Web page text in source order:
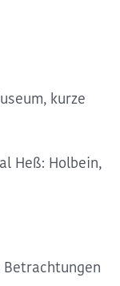
kurze
Heß: Holbein,